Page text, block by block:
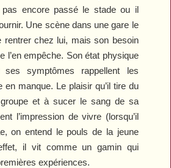
pas encore passé le stade ou il
Une scène dans une gare le
rentrer chez lui, mais son besoin
l’en empêche. Son état physique
symptômes rappellent les
en manque. Le plaisir qu’il tire du
et à sucer le sang de sa
l’impression de vivre (lorsqu’il
on entend le pouls de la jeune
il vit comme un gamin qui
expériences.